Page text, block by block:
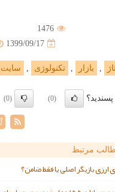
1476
1399/09/17
بازار تكنولوژی سایت
(0)
(0)
مرتبط
بازیگر اصلی یا فقط ضامن؟